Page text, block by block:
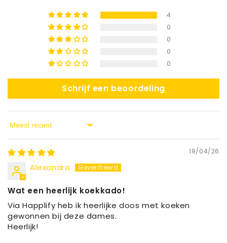
4
0
0
0
0
Schrijf een beoordeling
Sort by
19/04/26
Alexandra
Wat een heerlijk koekkado!
Via Happlify heb ik heerlijke doos met koeken
gewonnen bij deze dames.
Heerlijk!